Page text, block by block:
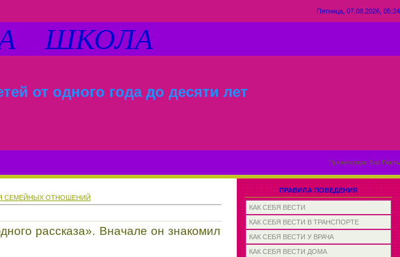
Пятница, 07.08.2026, 05:24
ШКОЛА
от одного года до десяти лет
Приветствую Вас Гость
СЕМЕЙНЫХ ОТНОШЕНИЙ
рассказа». Вначале он знакомил
ПРАВИЛА ПОВЕДЕНИЯ
КАК СЕБЯ ВЕСТИ
КАК СЕБЯ ВЕСТИ В ТРАНСПОРТЕ
КАК СЕБЯ ВЕСТИ У ВРАЧА
КАК СЕБЯ ВЕСТИ ДОМА